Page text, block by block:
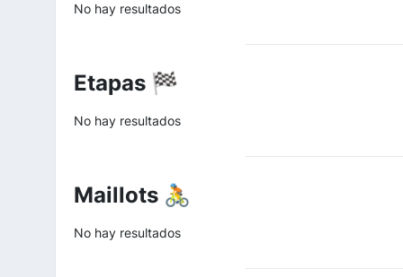
No hay resultados
Etapas 🏁
No hay resultados
Maillots 🚴
No hay resultados